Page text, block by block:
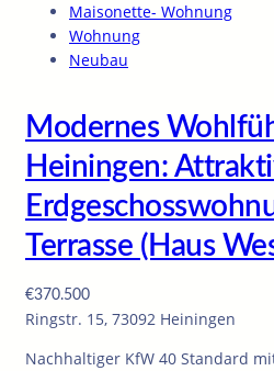
Maisonette- Wohnung
Wohnung
Neubau
Modernes
Heiningen:
Terrasse (Haus
€370.500
Ringstr. 15, 73092 Heiningen
Nachhaltiger KfW 40 Standard